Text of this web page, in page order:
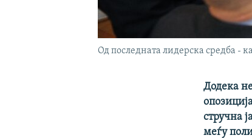
Од последната лидерска средба -
Додека
стручна
меѓу